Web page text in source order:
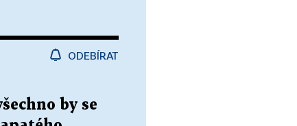
ODEBÍRAT
by se